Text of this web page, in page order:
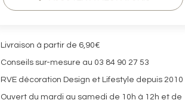
Livraison à partir de 6,90€
Conseils sur-mesure au 03 84 90 27 53
RVE décoration Design et Lifestyle depuis 2010
Ouvert du mardi au samedi de 10h à 12h et de